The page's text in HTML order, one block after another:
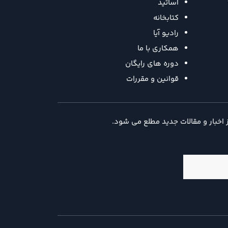
اساتید
کتابخانه
رادیو آیا
همکاری با ما
دوره های رایگان
قوانین و مقررات
اخبار و مقالات جدید مطلع می شود.